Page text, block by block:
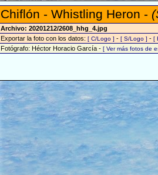
Chiflón - Whistling Heron -
Archivo: 20201212/2608_hhg_4.jpg
Exportar la foto con los datos: [ C/Logo ] - [ S/Logo ] - [
Fotógrafo: Héctor Horacio García - [ Ver más fotos de